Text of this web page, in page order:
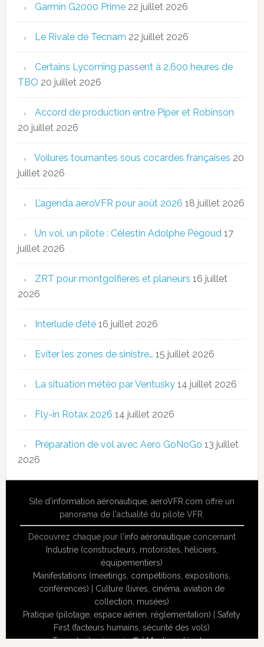
Garmin G2000 Prime 22 juillet 2026
Le Rivale de Tecnam 22 juillet 2026
Certains Lycoming passent à 2.600 heures de
TBO 20 juillet 2026
Accord de production entre Piper et Robinson
20 juillet 2026
Voilures tournantes sous cocardes françaises 20
juillet 2026
L’agenda aeroVFR pour août 2026 18 juillet 2026
Un vol, un pilote : Célestin Adolphe Pégoud 17
juillet 2026
ZRT pour montgolfières et planeurs 16 juillet
2026
Interlude d’été 16 juillet 2026
Eviter les zones de sinistre… 15 juillet 2026
La situation météo par Ventusky 14 juillet 2026
Fly-in Rotax 2026 14 juillet 2026
Préparation de vol avec Aero GoNoGo 13 juillet
2026
Site d'information aéronautique ,aeroVFR.com offre un
panorama de l'actualité du pilote VFR.
Découvrez chaque jour l'info aéronautiqueconcernant
Industrie (constructeurs, motoristes, héliciers,
équipementiers)
Manifestations (meetings, compétitions, expositions,
conférences)
Culture (livres, cinéma, aviation de
collection, musées)
Pratique (pilotage, espace aérien, réglementation) |Safety
First (facteurs humains, sécurité des vols)
Tous droits réservés ® |Mentions légales